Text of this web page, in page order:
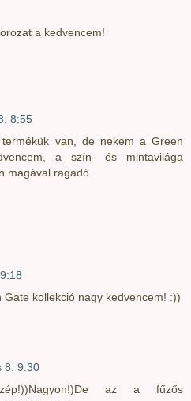
a kedvencem!
8:55
van, de nekem a Green
a szín- és mintavilága
magával ragadó.
Gate kollekció nagy kedvencem! :))
8. 9:30
az a fűzős